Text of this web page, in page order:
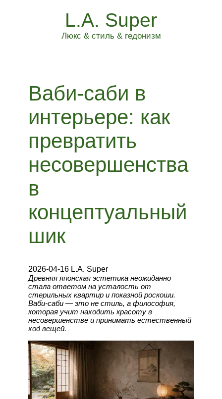
L.A. Super
Люкс & стиль & гедонизм
Ваби-саби в
интерьере: как
превратить
несовершенства
в
концептуальный
шик
2026-04-16 L.A. Super
Древняя японская эстетика неожиданно
стала ответом на усталость от
стерильных квартир и показной роскоши.
Ваби-саби — это не стиль, а философия,
которая учит находить красоту в
несовершенстве и принимать естественный
ход вещей.